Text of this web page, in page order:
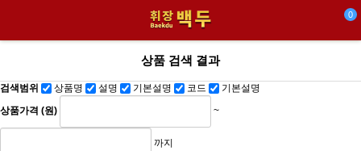
0
상품 검색 결과
검색범위 상품명 설명 기본설명 코드 기본설명
상품가격 (원) ~
까지